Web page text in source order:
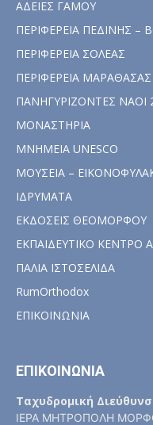
ΑΔΕΙΕΣ ΓΑΜΟΥ
ΠΕΡΙΦΕΡΕΙΑ ΠΕΔΙΝΗΣ –
ΠΕΡΙΦΕΡΕΙΑ ΣΟΛΕΑΣ
ΠΕΡΙΦΕΡΕΙΑ ΜΑΡΑΘΑΣΑΣ
ΠΑΝΗΓΥΡΙΖΟΝΤΕΣ ΝΑΟΙ
ΜΟΝΑΣΤΗΡΙΑ
ΜΝΗΜΕΙΑ UNESCO
ΜΟΥΣΕΙΑ –
ΙΔΡΥΜΑΤΑ
ΕΚΔΟΣΕΙΣ ΘΕΟΜΟΡΦΟΥ
ΕΚΠΑΙΔΕΥΤΙΚΟ ΚΕΝΤΡΟ
ΠΑΛΙΑ ΙΣΤΟΣΕΛΙΔΑ
RumOrthodox
ΕΠΙΚΟΙΝΩΝΙΑ
ΕΠΙΚΟΙΝΩΝΙΑ
Ταχυδρομική
ΙΕΡΑ ΜΗΤΡΟΠΟΛΗ